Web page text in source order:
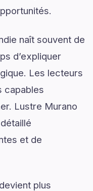
naît souvent de
d’expliquer
Les lecteurs
capables
Lustre Murano
et de
plus